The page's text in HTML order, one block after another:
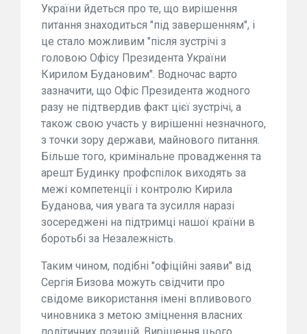
України йдеться про те, що вирішення
питання знаходиться "під завершенням", і
це стало можливим "після зустрічі з
головою Офісу Президента України
Кирилом Будановим". Водночас варто
зазначити, що Офіс Президента жодного
разу не підтвердив факт цієї зустрічі, а
також свою участь у вирішенні незначного,
з точки зору держави, майнового питання.
Більше того, кримінальне провадження та
арешт Будинку профспілок виходять за
межі компетенції і контролю Кирила
Буданова, чия увага та зусилля наразі
зосереджені на підтримці нашої країни в
боротьбі за Незалежність.
Таким чином, подібні "офіційні заяви" від
Сергія Бизова можуть свідчити про
свідоме використання імені впливового
чиновника з метою зміцнення власних